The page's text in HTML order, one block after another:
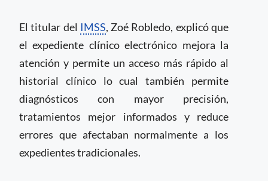
El titular del IMSS, Zoé Robledo, explicó que
el expediente clínico electrónico mejora la
atención y permite un acceso más rápido al
historial clínico lo cual también permite
diagnósticos con mayor precisión,
tratamientos mejor informados y reduce
errores que afectaban normalmente a los
expedientes tradicionales.